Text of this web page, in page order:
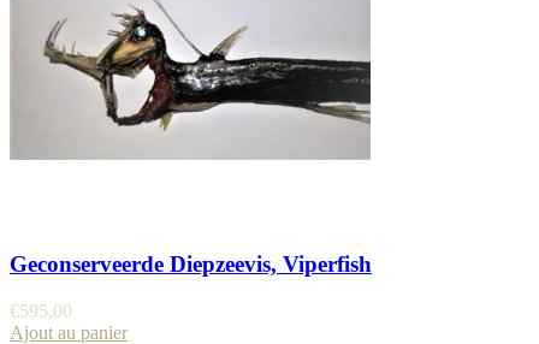
Geconserveerde Diepzeevis, Viperfish
€595,00
Ajout au panier